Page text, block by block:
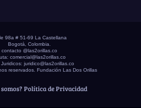
98a # 51-69 La Castellana
Bogotá, Colombia.
contacto @las2orillas.co
comercial@las2orillas.co
Juridicos: juridico@las2orillas.co
reservados. Fundación Las Dos Orillas
Política de Privacidad